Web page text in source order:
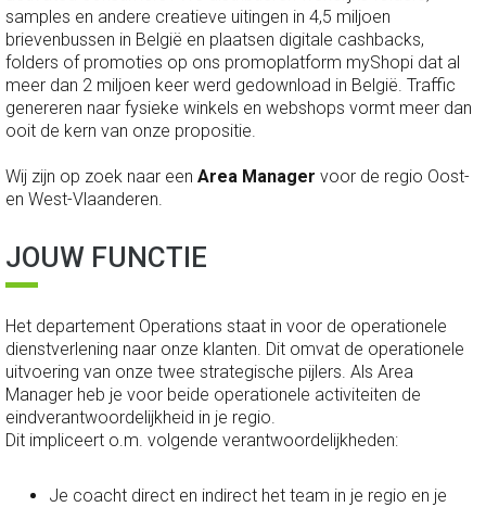
samples en andere creatieve uitingen in 4,5 miljoen
brievenbussen in België en plaatsen digitale cashbacks,
folders of promoties op ons promoplatform myShopi dat al
meer dan 2 miljoen keer werd gedownload in België. Traffic
genereren naar fysieke winkels en webshops vormt meer dan
ooit de kern van onze propositie.
Wij zijn op zoek naar een Area Manager voor de regio Oost-
en West-Vlaanderen.
JOUW FUNCTIE
Het departement Operations staat in voor de operationele
dienstverlening naar onze klanten. Dit omvat de operationele
uitvoering van onze twee strategische pijlers. Als Area
Manager heb je voor beide operationele activiteiten de
eindverantwoordelijkheid in je regio.
Dit impliceert o.m. volgende verantwoordelijkheden:
Je coacht direct en indirect het team in je regio en je